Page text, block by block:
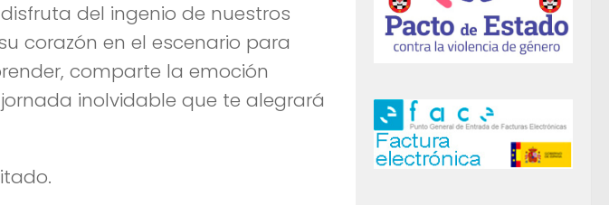
del ingenio de nuestros
corazón en el escenario para
comparte la emoción
inolvidable que te alegrará